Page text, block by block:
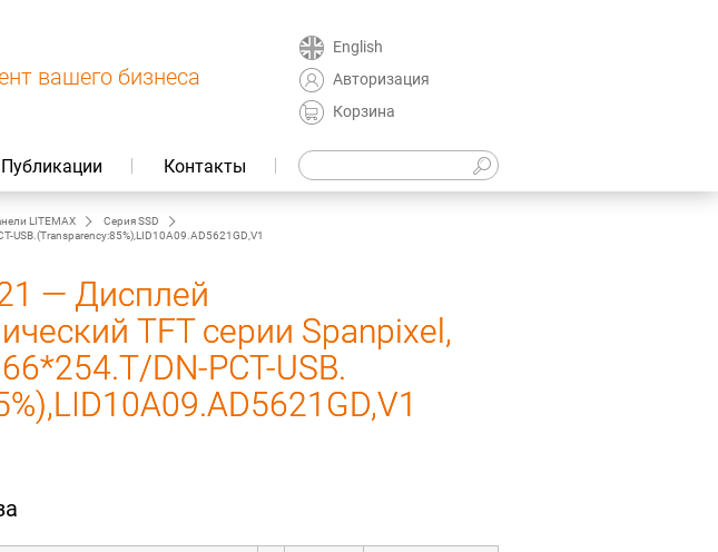
вашего бизнеса
English
Авторизация
Корзина
Публикации Контакты
LITEMAX
Серия SSD
USB.(Transparency:85%),LID10A09.AD5621GD,V1
— Дисплей
TFT серии Spanpixel,
DN-PCT-USB.